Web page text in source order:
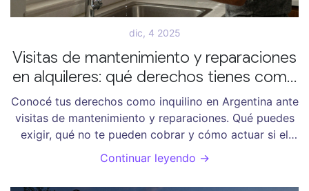
dic, 4 2025
Visitas de mantenimiento y reparaciones
en alquileres: qué derechos tienes como
inquilino en Argentina
Conocé tus derechos como inquilino en Argentina ante
visitas de mantenimiento y reparaciones. Qué puedes
exigir, qué no te pueden cobrar y cómo actuar si el
propietario no cumple con la ley.
Continuar leyendo →